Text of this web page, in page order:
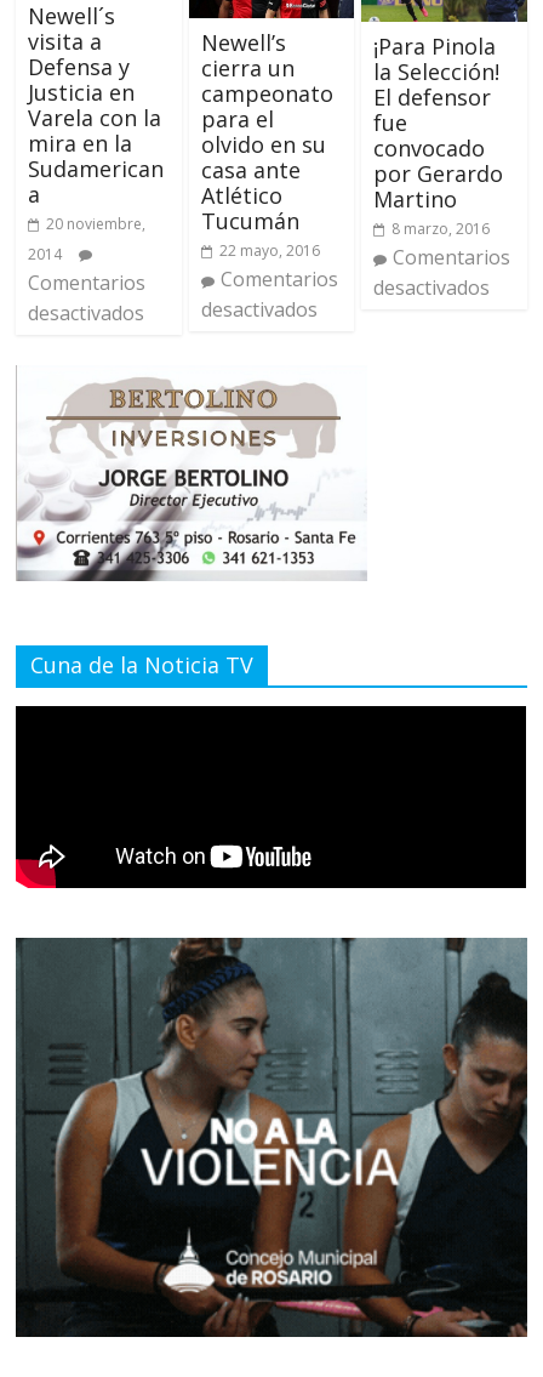
Newell´s
visita a
Defensa y
Justicia en
Varela con la
mira en la
Sudamerican
a
20 noviembre,
2014
Comentarios
desactivados
Newell’s
cierra un
campeonato
para el
olvido en su
casa ante
Atlético
Tucumán
22 mayo, 2016
Comentarios
desactivados
¡Para Pinola
la Selección!
El defensor
fue
convocado
por Gerardo
Martino
8 marzo, 2016
Comentarios
desactivados
Cuna de la Noticia TV